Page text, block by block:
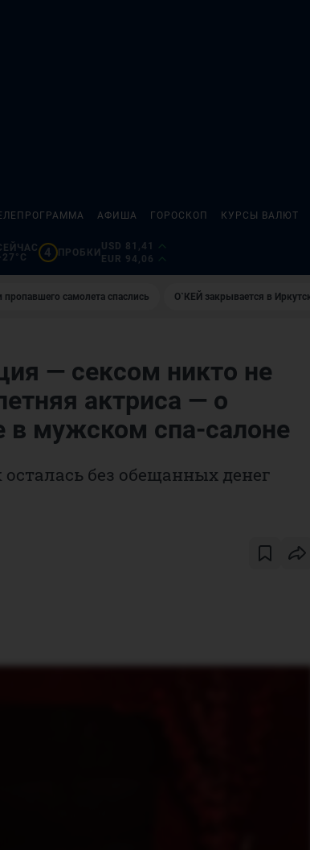
АФИША ГОРОСКОП КУРСЫ ВАЛЮТ
4 ПРОБКИ
USD 81,41
EUR 94,06
пропавшего самолета спаслись О`КЕЙ закрывается в
— сексом никто не
актриса — о
в мужском спа-салоне
без обещанных денег